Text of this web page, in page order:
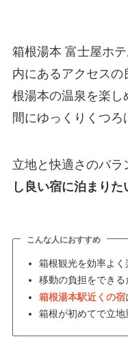
箱根湯本 富士屋ホ
内にあるアクセス
根湯本の温泉を楽し
間にゆっくりくつろ
立地と快適さのバラ
し良い宿に泊まりた
こんな人におすすめ
箱根観光を効率よ
移動の負担をでき
箱根湯本駅近くの宿
箱根が初めてで立